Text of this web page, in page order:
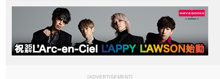
[ADVERTISEMENT]